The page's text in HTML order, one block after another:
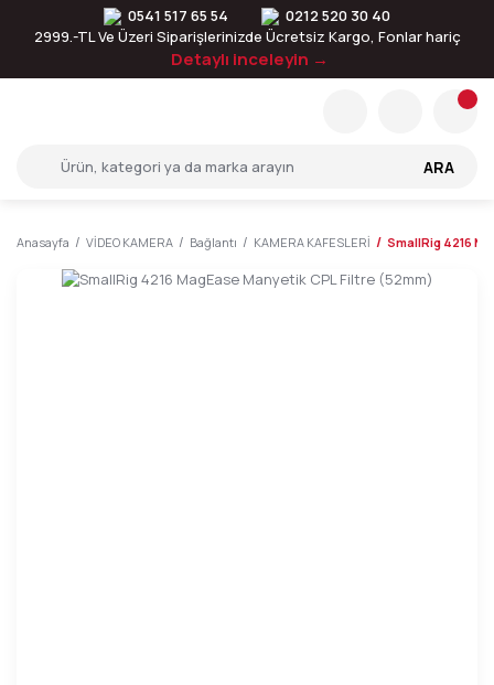
0541 517 65 54
0212 520 30 40
2999.-TL Ve Üzeri Siparişlerinizde Ücretsiz Kargo, Fonlar hariç
Detaylı inceleyin →
ARA
Anasayfa VİDEO KAMERA Bağlantı KAMERA KAFESLERİ SmallRig 4216